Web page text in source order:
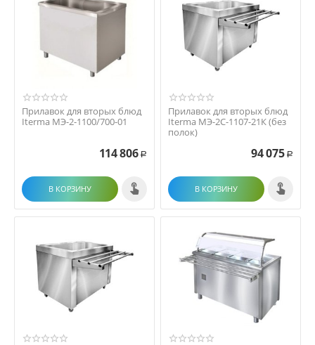
Прилавок для вторых блюд
Iterma МЭ-2-1100/700-01
114 806 Р
В КОРЗИНУ
Прилавок для вторых блюд
Iterma МЭ-2С-1107-21К (без
полок)
94 075 Р
В КОРЗИНУ